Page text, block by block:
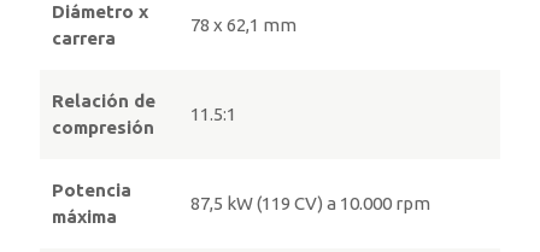
Diámetro x
carrera
78 x 62,1 mm
Relación de
compresión
11.5:1
Potencia
máxima
87,5 kW (119 CV) a 10.000 rpm